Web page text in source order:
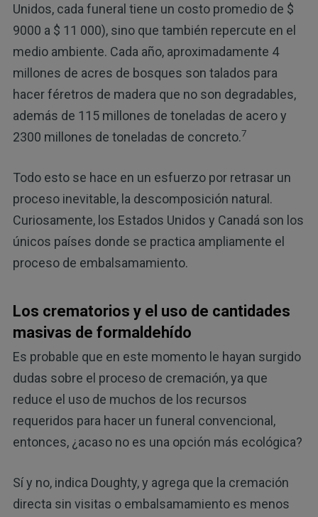
Unidos, cada funeral tiene un costo promedio de $
9000 a $ 11 000), sino que también repercute en el
medio ambiente. Cada año, aproximadamente 4
millones de acres de bosques son talados para
hacer féretros de madera que no son degradables,
además de 115 millones de toneladas de acero y
2300 millones de toneladas de concreto.7
Todo esto se hace en un esfuerzo por retrasar un
proceso inevitable, la descomposición natural.
Curiosamente, los Estados Unidos y Canadá son los
únicos países donde se practica ampliamente el
proceso de embalsamamiento.
Los crematorios y el uso de cantidades
masivas de formaldehído
Es probable que en este momento le hayan surgido
dudas sobre el proceso de cremación, ya que
reduce el uso de muchos de los recursos
requeridos para hacer un funeral convencional,
entonces, ¿acaso no es una opción más ecológica?
Sí y no, indica Doughty, y agrega que la cremación
directa sin visitas o embalsamamiento es menos